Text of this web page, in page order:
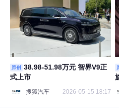
原创
38.98-51.98万元 智界V9正
式上市
搜狐汽车 2026-05-15 18:17